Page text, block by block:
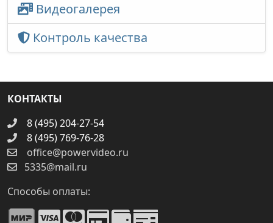
Видеогалерея
Контроль качества
КОНТАКТЫ
8 (495) 204-27-54
8 (495) 769-76-28
office@powervideo.ru
5335@mail.ru
Способы оплаты: